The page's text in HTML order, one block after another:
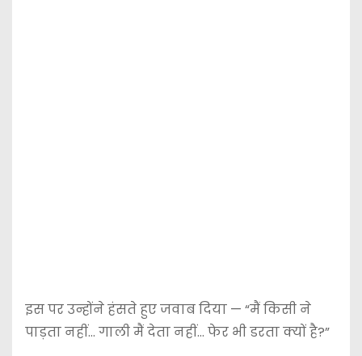
इस पर उन्होंने हंसते हुए जवाब दिया — “मैं किसी ने
पाड़ता नहीं… गाली मैं देता नहीं… फेर भी डरता क्यों है?”